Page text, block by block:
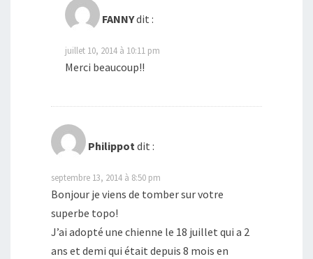
FANNYdit :
juillet 10, 2014 à 10:11 pm
Merci beaucoup!!
Philippotdit :
septembre 13, 2014 à 8:50 pm
Bonjour je viens de tomber sur votre
superbe topo!
J’ai adopté une chienne le 18 juillet qui a 2
ans et demi qui était depuis 8 mois en